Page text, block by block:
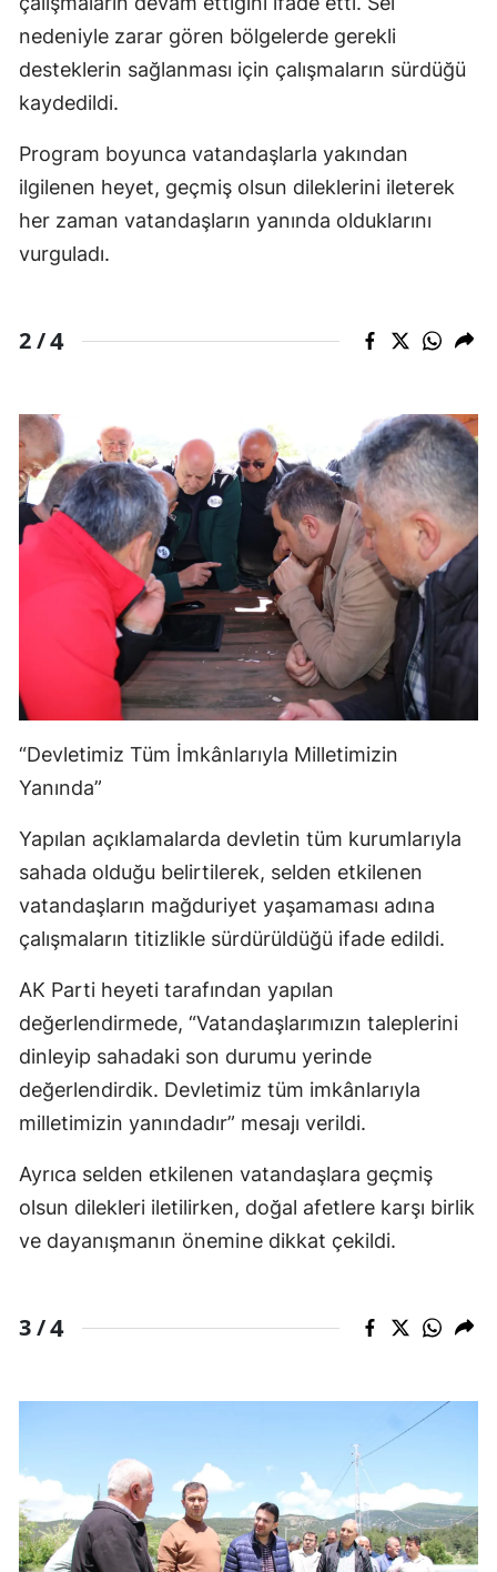
nedeniyle zarar gören bölgelerde gerekli
desteklerin sağlanması için çalışmaların sürdüğü
kaydedildi.
Program boyunca vatandaşlarla yakından
ilgilenen heyet, geçmiş olsun dileklerini ileterek
her zaman vatandaşların yanında olduklarını
vurguladı.
2 /4
“Devletimiz Tüm İmkânlarıyla Milletimizin
Yanında”
Yapılan açıklamalarda devletin tüm kurumlarıyla
sahada olduğu belirtilerek, selden etkilenen
vatandaşların mağduriyet yaşamaması adına
çalışmaların titizlikle sürdürüldüğü ifade edildi.
AK Parti heyeti tarafından yapılan
değerlendirmede, “Vatandaşlarımızın taleplerini
dinleyip sahadaki son durumu yerinde
değerlendirdik. Devletimiz tüm imkânlarıyla
milletimizin yanındadır” mesajı verildi.
Ayrıca selden etkilenen vatandaşlara geçmiş
olsun dilekleri iletilirken, doğal afetlere karşı birlik
ve dayanışmanın önemine dikkat çekildi.
3 /4